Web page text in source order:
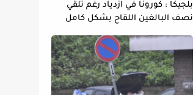
بلجيكا : كورونا في ازدياد رغم تلقي
نصف البالغين اللقاح بشكل كامل